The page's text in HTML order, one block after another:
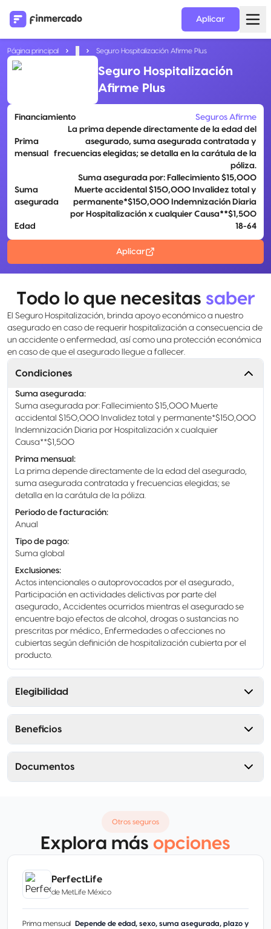
Aplicar
Página principal Seguro Hospitalización Afirme Plus
Seguro Hospitalización
Afirme Plus
Financiamiento Seguros Afirme
Prima
mensual
La prima depende directamente de la edad del
asegurado, suma asegurada contratada y
frecuencias elegidas; se detalla en la carátula de la
póliza.
Suma
asegurada
Suma asegurada por: Fallecimiento $15,000
Muerte accidental $150,000 Invalidez total y
permanente*$150,000 Indemnización Diaria
por Hospitalización x cualquier Causa**$1,500
Edad
18-64
Aplicar
Todo lo que necesitas saber
El Seguro Hospitalización, brinda apoyo económico a nuestro
asegurado en caso de requerir hospitalización a consecuencia de
un accidente o enfermedad, así como una protección económica
en caso de que el asegurado llegue a fallecer.
Condiciones
Suma asegurada:
Suma asegurada por: Fallecimiento $15,000 Muerte
accidental $150,000 Invalidez total y permanente*$150,000
Indemnización Diaria por Hospitalización x cualquier
Causa**$1,500
Prima mensual :
La prima depende directamente de la edad del asegurado,
suma asegurada contratada y frecuencias elegidas; se
detalla en la carátula de la póliza.
Periodo de facturación:
Anual
Tipo de pago:
Suma global
Exclusiones:
Actos intencionales o autoprovocados por el asegurado.,
Participación en actividades delictivas por parte del
asegurado., Accidentes ocurridos mientras el asegurado se
encuentre bajo efectos de alcohol, drogas o sustancias no
prescritas por médico., Enfermedades o afecciones no
cubiertas según definición de hospitalización cubierta por el
producto.
Elegibilidad
Beneficios
Documentos
Otros seguros
Explora más opciones
PerfectLife
de MetLife México
Prima mensual Depende de edad, sexo, suma asegurada, plazo y